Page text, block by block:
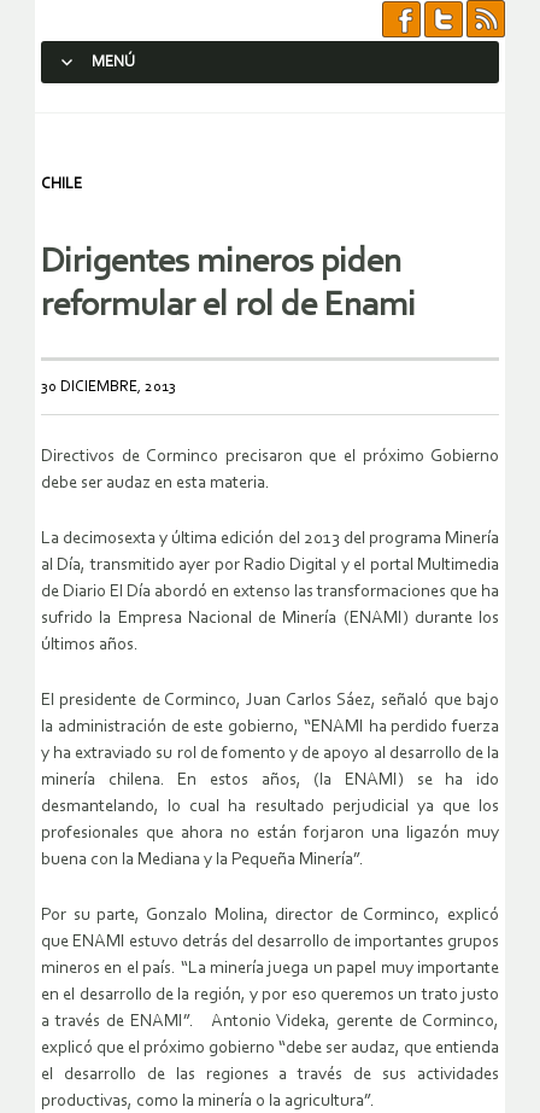
MENÚ
CHILE
Dirigentes mineros piden
reformular el rol de Enami
30 DICIEMBRE, 2013
Directivos de Corminco precisaron que el próximo Gobierno
debe ser audaz en esta materia.
La decimosexta y última edición del 2013 del programa Minería
al Día, transmitido ayer por Radio Digital y el portal Multimedia
de Diario El Día abordó en extenso las transformaciones que ha
sufrido la Empresa Nacional de Minería (ENAMI) durante los
últimos años.
El presidente de Corminco, Juan Carlos Sáez, señaló que bajo
la administración de este gobierno, “ENAMI ha perdido fuerza
y ha extraviado su rol de fomento y de apoyo al desarrollo de la
minería chilena. En estos años, (la ENAMI) se ha ido
desmantelando, lo cual ha resultado perjudicial ya que los
profesionales que ahora no están forjaron una ligazón muy
buena con la Mediana y la Pequeña Minería”.
Por su parte, Gonzalo Molina, director de Corminco, explicó
que ENAMI estuvo detrás del desarrollo de importantes grupos
mineros en el país. “La minería juega un papel muy importante
en el desarrollo de la región, y por eso queremos un trato justo
a través de ENAMI”. Antonio Videka, gerente de Corminco,
explicó que el próximo gobierno “debe ser audaz, que entienda
el desarrollo de las regiones a través de sus actividades
productivas, como la minería o la agricultura”.